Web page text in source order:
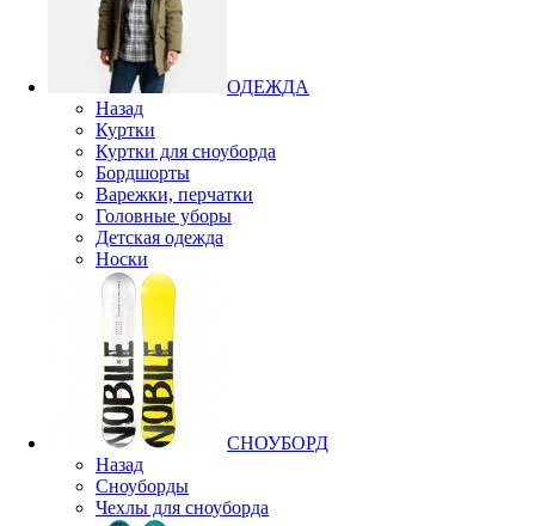
ОДЕЖДА
Назад
Куртки
Куртки для сноуборда
Бордшорты
Варежки, перчатки
Головные уборы
Детская одежда
Носки
СНОУБОРД
Назад
Сноуборды
Чехлы для сноуборда